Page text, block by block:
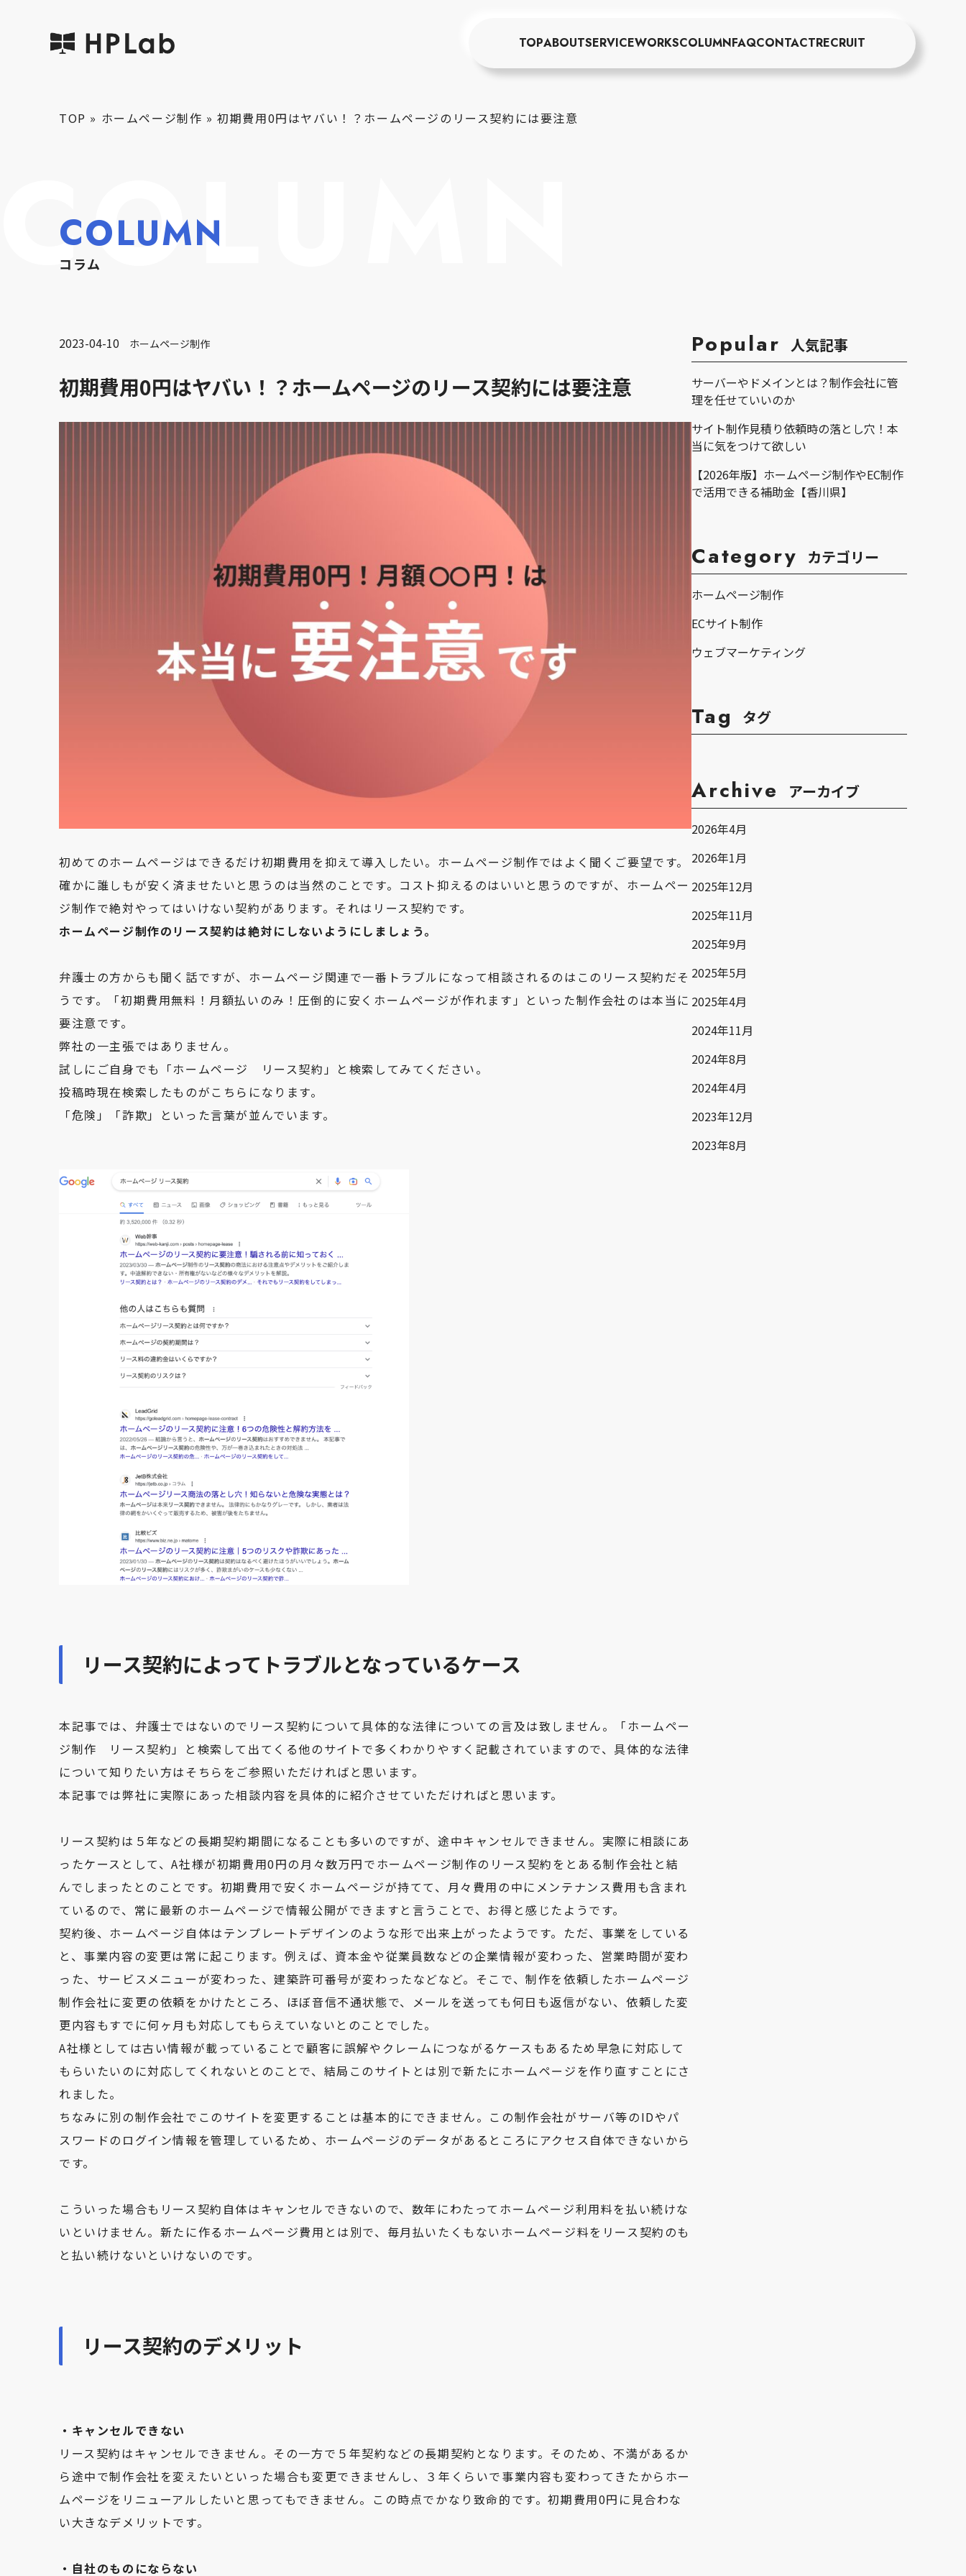
TOPABOUTSERVICEWORKSCOLUMNFAQCONTACTRECRUIT
TOP » ホームページ制作 » 初期費用0円はヤバい！？ホームページのリース契約には要注意
COLUMN
COLUMN
コラム
2023-04-10 ホームページ制作
初期費用0円はヤバい！？ホームページのリース契約には要注意
初めてのホームページはできるだけ初期費用を抑えて導入したい。ホームページ制作ではよく聞くご要望です。
確かに誰しもが安く済ませたいと思うのは当然のことです。コスト抑えるのはいいと思うのですが、ホームペー
ジ制作で絶対やってはいけない契約があります。それはリース契約です。
ホームページ制作のリース契約は絶対にしないようにしましょう。
弁護士の方からも聞く話ですが、ホームページ関連で一番トラブルになって相談されるのはこのリース契約だそ
うです。「初期費用無料！月額払いのみ！圧倒的に安くホームページが作れます」といった制作会社のは本当に
要注意です。
弊社の一主張ではありません。
試しにご自身でも「ホームページ リース契約」と検索してみてください。
投稿時現在検索したものがこちらになります。
「危険」「詐欺」といった言葉が並んでいます。
リース契約によってトラブルとなっているケース
本記事では、弁護士ではないのでリース契約について具体的な法律についての言及は致しません。「ホームペー
ジ制作 リース契約」と検索して出てくる他のサイトで多くわかりやすく記載されていますので、具体的な法律
について知りたい方はそちらをご参照いただければと思います。
本記事では弊社に実際にあった相談内容を具体的に紹介させていただければと思います。
リース契約は５年などの長期契約期間になることも多いのですが、途中キャンセルできません。実際に相談にあ
ったケースとして、A社様が初期費用0円の月々数万円でホームページ制作のリース契約をとある制作会社と結
んでしまったとのことです。初期費用で安くホームページが持てて、月々費用の中にメンテナンス費用も含まれ
ているので、常に最新のホームページで情報公開ができますと言うことで、お得と感じたようです。
契約後、ホームページ自体はテンプレートデザインのような形で出来上がったようです。ただ、事業をしている
と、事業内容の変更は常に起こります。例えば、資本金や従業員数などの企業情報が変わった、営業時間が変わ
った、サービスメニューが変わった、建築許可番号が変わったなどなど。そこで、制作を依頼したホームページ
制作会社に変更の依頼をかけたところ、ほぼ音信不通状態で、メールを送っても何日も返信がない、依頼した変
更内容もすでに何ヶ月も対応してもらえていないとのことでした。
A社様としては古い情報が載っていることで顧客に誤解やクレームにつながるケースもあるため早急に対応して
もらいたいのに対応してくれないとのことで、結局このサイトとは別で新たにホームページを作り直すことにさ
れました。
ちなみに別の制作会社でこのサイトを変更することは基本的にできません。この制作会社がサーバ等のIDやパ
スワードのログイン情報を管理しているため、ホームページのデータがあるところにアクセス自体できないから
です。
こういった場合もリース契約自体はキャンセルできないので、数年にわたってホームページ利用料を払い続けな
いといけません。新たに作るホームページ費用とは別で、毎月払いたくもないホームページ料をリース契約のも
と払い続けないといけないのです。
リース契約のデメリット
・キャンセルできない
リース契約はキャンセルできません。その一方で５年契約などの長期契約となります。そのため、不満があるか
ら途中で制作会社を変えたいといった場合も変更できませんし、３年くらいで事業内容も変わってきたからホー
ムページをリニューアルしたいと思ってもできません。この時点でかなり致命的です。初期費用0円に見合わな
い大きなデメリットです。
・自社のものにならない
Popular 人気記事
サーバーやドメインとは？制作会社に管
理を任せていいのか
サイト制作見積り依頼時の落とし穴！本
当に気をつけて欲しい
【2026年版】ホームページ制作やEC制作
で活用できる補助金【香川県】
Category カテゴリー
ホームページ制作
ECサイト制作
ウェブマーケティング
Tag タグ
Archive アーカイブ
2026年4月
2026年1月
2025年12月
2025年11月
2025年9月
2025年5月
2025年4月
2024年11月
2024年8月
2024年4月
2023年12月
2023年8月